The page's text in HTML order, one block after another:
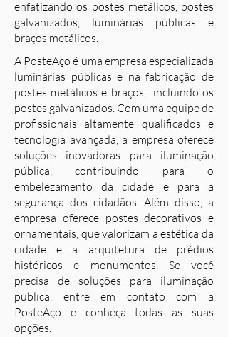
enfatizando os postes metálicos, postes
galvanizados, luminárias públicas e
braços metálicos.
A PosteAço é uma empresa especializada
luminárias públicas e na fabricação de
postes metálicos e braços, incluindo os
postes galvanizados. Com uma equipe de
profissionais altamente qualificados e
tecnologia avançada, a empresa oferece
soluções inovadoras para iluminação
pública, contribuindo para o
embelezamento da cidade e para a
segurança dos cidadãos. Além disso, a
empresa oferece postes decorativos e
ornamentais, que valorizam a estética da
cidade e a arquitetura de prédios
históricos e monumentos. Se você
precisa de soluções para iluminação
pública, entre em contato com a
PosteAço e conheça todas as suas
opções.